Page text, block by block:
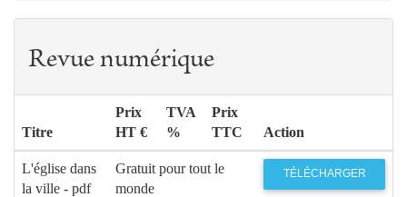
Revue numérique
Titre
Prix
HT €
TVA
%
Prix
TTC
Action
L'église dans
la ville - pdf
Gratuit pour tout le
monde
TÉLÉCHARGER